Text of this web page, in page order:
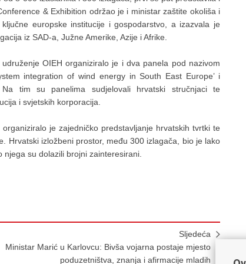
& Exhibition održao je i ministar zaštite okoliša i
europske institucije i gospodarstvo, a izazvala je
iz SAD-a, Južne Amerike, Azije i Afrike.
OIEH organiziralo je i dva panela pod nazivom
integration of wind energy in South East Europe’ i
tim su panelima sudjelovali hrvatski stručnjaci te
i svjetskih korporacija.
je zajedničko predstavljanje hrvatskih tvrtki te
Hrvatski izložbeni prostor, među 300 izlagača, bio je lako
su dolazili brojni zainteresirani.
Sljedeća
Ministar Marić u Karlovcu: Bivša vojarna postaje mjesto
poduzetništva, znanja i afirmacije mladih